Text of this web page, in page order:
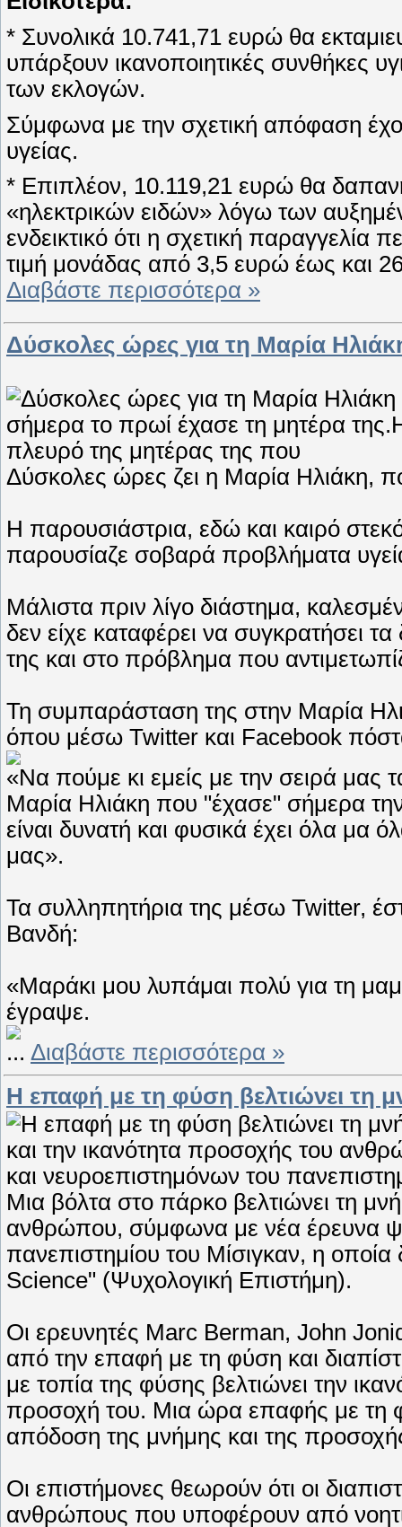
* Συνολικά 10.741,71 ευρώ θα
υπάρξουν ικανοποιητικές συνθήκες
των εκλογών.
Σύμφωνα με την σχετική απόφαση
υγείας.
* Επιπλέον, 10.119,21 ευρώ θα
«ηλεκτρικών ειδών» λόγω των
ενδεικτικό ότι η σχετική
τιμή μονάδας από 3,5 ευρώ έως και
Διαβάστε περισσότερα »
Δύσκολες ώρες για τη Μαρία
Δύσκολες ώρες ζει η Μαρία Ηλιάκη,
Η παρουσιάστρια, εδώ και καιρό
παρουσίαζε σοβαρά προβλήματα
Μάλιστα πριν λίγο διάστημα,
δεν είχε καταφέρει να συγκρατήσει
της και στο πρόβλημα που
Τη συμπαράσταση της στην Μαρία
όπου μέσω Twitter και Facebook
«Να πούμε κι εμείς με την σειρά μας
Μαρία Ηλιάκη που "έχασε" σήμερα
είναι δυνατή και φυσικά έχει όλα
μας».
Τα συλληπητήρια της μέσω Twitter,
Βανδή:
«Μαράκι μου λυπάμαι πολύ για τη
έγραψε.
... Διαβάστε περισσότερα »
Η επαφή με τη φύση βελτιώνει τη
Μια βόλτα στο πάρκο βελτιώνει τη
ανθρώπου, σύμφωνα με νέα έρευνα
πανεπιστημίου του Μίσιγκαν, η
Science" (Ψυχολογική Επιστήμη).
Οι ερευνητές Marc Berman, John
από την επαφή με τη φύση και
με τοπία της φύσης βελτιώνει την
προσοχή του. Μια ώρα επαφής με τη
απόδοση της μνήμης και της
Οι επιστήμονες θεωρούν ότι οι
ανθρώπους που υποφέρουν από